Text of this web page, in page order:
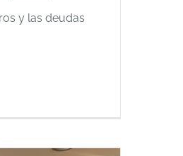
y las deudas